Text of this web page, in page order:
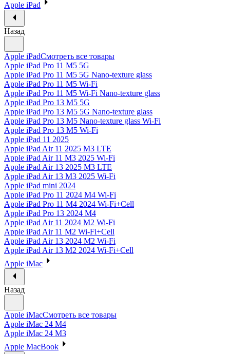
Apple iPad
Назад
Apple iPadСмотреть все товары
Apple iPad Pro 11 M5 5G
Apple iPad Pro 11 M5 5G Nano-texture glass
Apple iPad Pro 11 M5 Wi-Fi
Apple iPad Pro 11 M5 Wi-Fi Nano-texture glass
Apple iPad Pro 13 M5 5G
Apple iPad Pro 13 M5 5G Nano-texture glass
Apple iPad Pro 13 M5 Nano-texture glass Wi-Fi
Apple iPad Pro 13 M5 Wi-Fi
Apple iPad 11 2025
Apple iPad Air 11 2025 M3 LTE
Apple iPad Air 11 M3 2025 Wi-Fi
Apple iPad Air 13 2025 M3 LTE
Apple iPad Air 13 M3 2025 Wi-Fi
Apple iPad mini 2024
Apple iPad Pro 11 2024 M4 Wi-Fi
Apple iPad Pro 11 M4 2024 Wi-Fi+Cell
Apple iPad Pro 13 2024 M4
Apple iPad Air 11 2024 M2 Wi-Fi
Apple iPad Air 11 M2 Wi-Fi+Cell
Apple iPad Air 13 2024 M2 Wi-Fi
Apple iPad Air 13 M2 2024 Wi-Fi+Cell
Apple iMac
Назад
Apple iMacСмотреть все товары
Apple iMac 24 M4
Apple iMac 24 M3
Apple MacBook